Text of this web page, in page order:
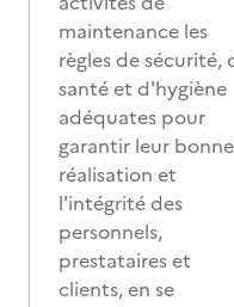
maintenance les
règles de sécurité,
santé et d'hygiène
adéquates pour
garantir leur bonne
réalisation et
l'intégrité des
personnels,
prestataires et
clients, en se